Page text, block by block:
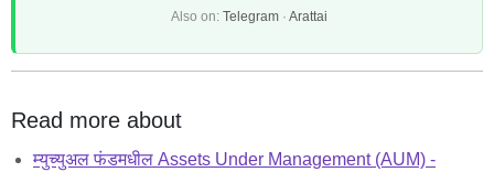
Also on: Telegram· Arattai
Read more about
म्युच्युअल फंडमधील Assets Under Management (AUM) -